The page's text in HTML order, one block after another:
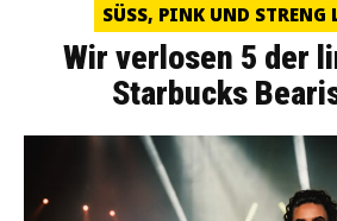
SÜSS, PINK UND STRENG
Wir verlosen 5 der
Starbucks